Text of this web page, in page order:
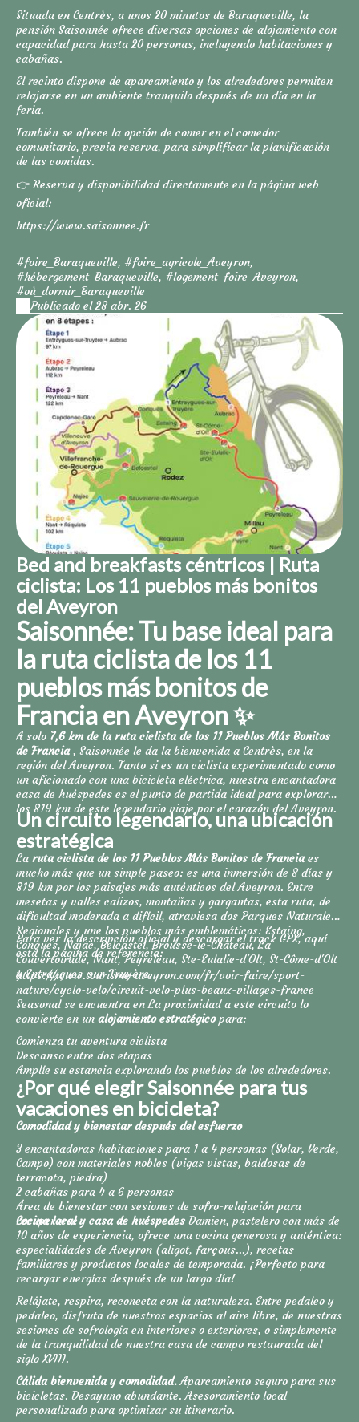
Situada en Centrès, a unos 20 minutos de Baraqueville, la
pensión Saisonnée ofrece diversas opciones de alojamiento con
capacidad para hasta 20 personas, incluyendo habitaciones y
cabañas.
El recinto dispone de aparcamiento y los alrededores permiten
relajarse en un ambiente tranquilo después de un día en la
feria.
También se ofrece la opción de comer en el comedor
comunitario, previa reserva, para simplificar la planificación
de las comidas.
👉 Reserva y disponibilidad directamente en la página web
oficial:
https://www.saisonnee.fr
#foire_Baraqueville, #foire_agricole_Aveyron,
#hébergement_Baraqueville, #logement_foire_Aveyron,
#où_dormir_Baraqueville
Publicado el 28 abr. 26
Bed and breakfasts céntricos | Ruta
ciclista: Los 11 pueblos más bonitos
del Aveyron
Saisonnée: Tu base ideal para
la ruta ciclista de los 11
pueblos más bonitos de
Francia en Aveyron ✨
A solo 7,6 km de la ruta ciclista de los 11 Pueblos Más Bonitos
de Francia, Saisonnée le da la bienvenida a Centrès, en la
región del Aveyron. Tanto si es un ciclista experimentado como
un aficionado con una bicicleta eléctrica, nuestra encantadora
casa de huéspedes es el punto de partida ideal para explorar
los 819 km de este legendario viaje por el corazón del Aveyron.
Un circuito legendario, una ubicación
estratégica
La ruta ciclista de los 11 Pueblos Más Bonitos de Franciaes
mucho más que un simple paseo: es una inmersión de 8 días y
819 km por los paisajes más auténticos del Aveyron. Entre
mesetas y valles calizos, montañas y gargantas, esta ruta, de
dificultad moderada a difícil, atraviesa dos Parques Naturales
Regionales y une los pueblos más emblemáticos: Estaing,
Conques, Najac, Belcastel, Brousse-le-Château, La
Couvertoirade, Nant, Peyreleau, Ste-Eulalie-d'Olt, St-Côme-d'Olt
y Entraygues-sur-Truyère.
Para ver la descripción oficial y descargar el track GPX, aquí
está la página de referencia:
https://www.tourisme-aveyron.com/fr/voir-faire/sport-
nature/cyclo-velo/circuit-velo-plus-beaux-villages-france
Seasonal se encuentra en La proximidad a este circuito lo
convierte en un alojamiento estratégicopara:
Comienza tu aventura ciclista
Descanso entre dos etapas
Amplíe su estancia explorando los pueblos de los alrededores.
¿Por qué elegir Saisonnée para tus
vacaciones en bicicleta?
Comodidad y bienestar después del esfuerzo
3 encantadoras habitaciones para 1 a 4 personas (Solar, Verde,
Campo) con materiales nobles (vigas vistas, baldosas de
terracota, piedra)
2 cabañas para 4 a 6 personas
Área de bienestar con sesiones de sofro-relajación para
recuperarse
Cocina local y casa de huéspedes Damien, pastelero con más de
10 años de experiencia, ofrece una cocina generosa y auténtica:
especialidades de Aveyron (aligot, farçous...), recetas
familiares y productos locales de temporada. ¡Perfecto para
recargar energías después de un largo día!
Relájate, respira, reconecta con la naturaleza. Entre pedaleo y
pedaleo, disfruta de nuestros espacios al aire libre, de nuestras
sesiones de sofrología en interiores o exteriores, o simplemente
de la tranquilidad de nuestra casa de campo restaurada del
siglo XVIII.
Cálida bienvenida y comodidad.Aparcamiento seguro para sus
bicicletas. Desayuno abundante. Asesoramiento local
personalizado para optimizar su itinerario.